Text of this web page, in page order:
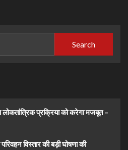
Search
प्रक्रिया को करेगा मजबूत –
विस्तार की बड़ी घोषणा की